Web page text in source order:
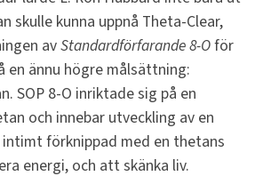
skulle kunna uppnå Theta-Clear,
avStandardförfarande 8-Oför
en ännu högre målsättning:
SOP 8-O inriktade sig på en
och innebar utveckling av en
förknippad med en thetans
energi, och att skänka liv.